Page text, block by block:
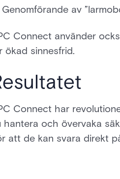
Genomförande av
Connect använder
ökad sinnesfrid.
Connect har
hantera och övervaka
att de kan svara direkt